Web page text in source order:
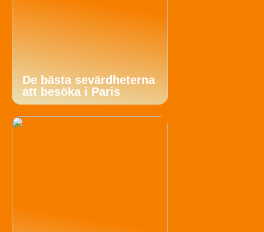
De bästa sevärdheterna
att besöka i Paris